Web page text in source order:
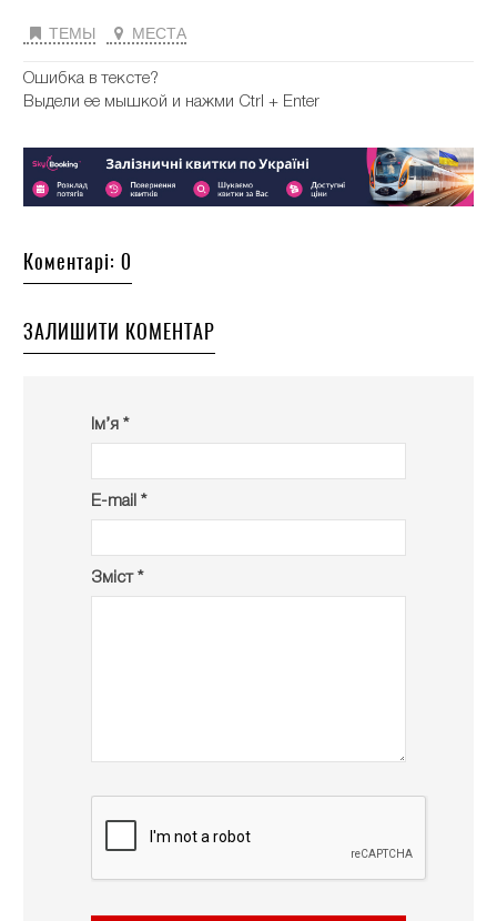
ТЕМЫ МЕСТА
Ошибка в тексте?
Выдели ее мышкой и нажми Ctrl + Enter
Коментарі: 0
ЗАЛИШИТИ КОМЕНТАР
Ім’я *
E-mail *
Зміст *